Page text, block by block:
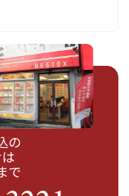
の
で